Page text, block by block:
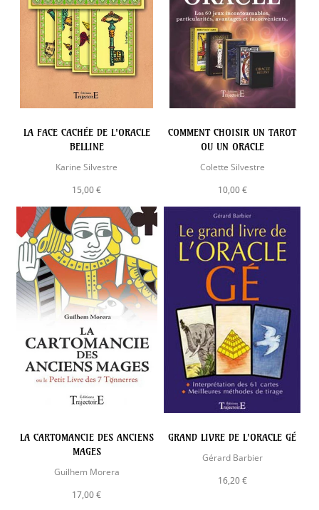
LA FACE CACHÉE DE L'ORACLE
BELLINE
Karine Silvestre
15,00 €
COMMENT CHOISIR UN TAROT
OU UN ORACLE
Colette Silvestre
10,00 €
LA CARTOMANCIE DES ANCIENS
MAGES
Guilhem Morera
17,00 €
GRAND LIVRE DE L'ORACLE GÉ
Gérard Barbier
16,20 €